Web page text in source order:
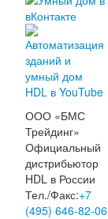
ООО «БМС
Трейдинг»
Официальный
дистрибьютор
HDL в России
Тел./Факс:+7
(495) 646-82-06